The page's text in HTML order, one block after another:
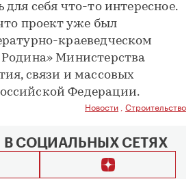
себя что-то интересное.
проект уже был
краеведческом
Министерства
связи и массовых
Федерации.
Новости Строительство
В СОЦИАЛЬНЫХ СЕТЯХ